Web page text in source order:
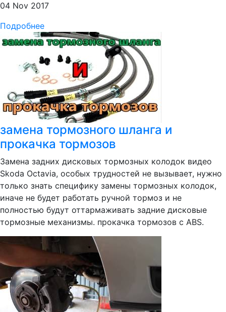
04 Nov 2017
Подробнее
замена тормозного шланга и
прокачка тормозов
Замена задних дисковых тормозных колодок видео
Skoda Octavia, особых трудностей не вызывает, нужно
только знать специфику замены тормозных колодок,
иначе не будет работать ручной тормоз и не
полностью будут оттармаживать задние дисковые
тормозные механизмы. прокачка тормозов с ABS.